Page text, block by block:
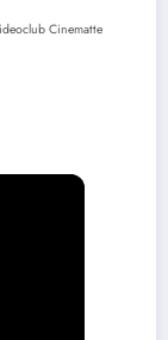
Cinematte